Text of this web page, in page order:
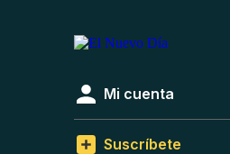
Mi cuenta
Suscríbete